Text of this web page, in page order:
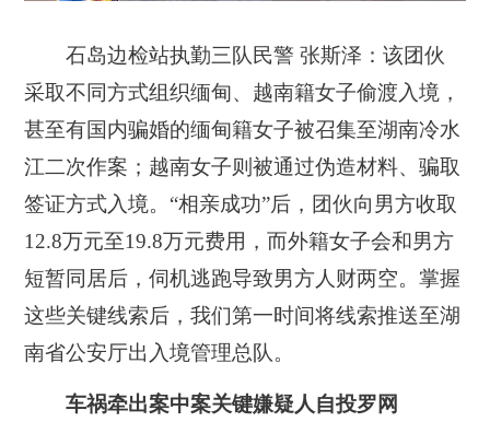
石岛边检站执勤三队民警 张斯泽：该团伙
采取不同方式组织缅甸、越南籍女子偷渡入境，
甚至有国内骗婚的缅甸籍女子被召集至湖南冷水
江二次作案；越南女子则被通过伪造材料、骗取
签证方式入境。“相亲成功”后，团伙向男方收取
12.8万元至19.8万元费用，而外籍女子会和男方
短暂同居后，伺机逃跑导致男方人财两空。掌握
这些关键线索后，我们第一时间将线索推送至湖
南省公安厅出入境管理总队。
车祸牵出案中案关键嫌疑人自投罗网